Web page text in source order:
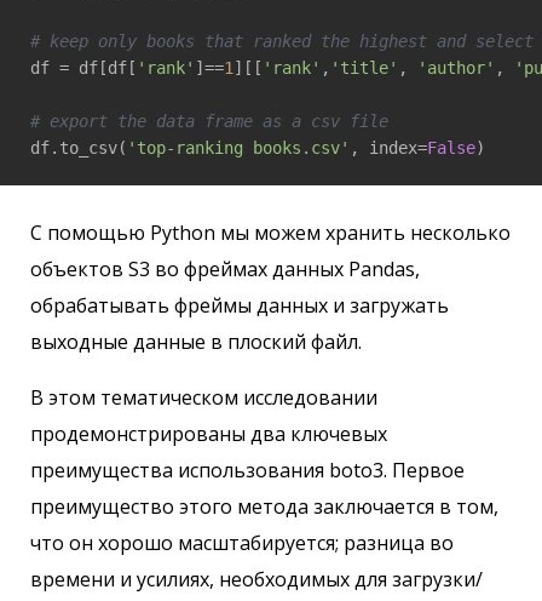
# keep only books that ranked the highest and select
df = df[df[ 'rank' ]==1][[ 'rank' , 'title' , 'author' ,
# export the data frame as a csv file
df.to_csv( 'top-ranking books.csv' , index=False)
С помощью Python мы можем хранить несколько
объектов S3 во фреймах данных Pandas,
обрабатывать фреймы данных и загружать
выходные данные в плоский файл.
В этом тематическом исследовании
продемонстрированы два ключевых
преимущества использования boto3. Первое
преимущество этого метода заключается в том,
что он хорошо масштабируется; разница во
времени и усилиях, необходимых для загрузки/